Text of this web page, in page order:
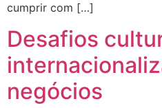
cumprir com […]
Desafios
negócios